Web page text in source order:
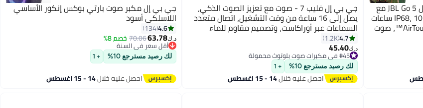
جي بي إل مكبر صوت بلوتوث محمول JBL Go 5 مع
إضاءة محيطية، مقاوم للماء والغبار IP68، 10 ساعات
تشغيل، اقتران ستيريو AirTouch، Auracast™، صوت
جي بي إل فليب 7 - صوت مع تعزيز الصوت الذكي،
يصل إلى 16 ساعة من وقت التشغيل، اتصال متعدد
السماعات عبر أوراكاست، وتصميم مقاوم للماء
والغبار والسقوط لجميع المغامرات
4.7
1.2K
د.ك‏45.40
#45 في مكبرات صوت بلوتوث محمولة
باقي 1 وحدات في المخزون
#45 في مكبرات صوت بلوتوث محمولة
لك رصيد مسترجع 10% + 1
احصل عليه خلال14 - 15 اغسطس
جي بي إل مكبر صوت بارتي بوكس إنكور الأساسي
اللاسلكي أسود
4.6
134
د.ك‏63.78
70.06 خصم 8%
أقل سعر في السنة
أقل سعر في السنة
لك رصيد مسترجع 10% + 1
احصل عليه خلال14 - 15 اغسطس